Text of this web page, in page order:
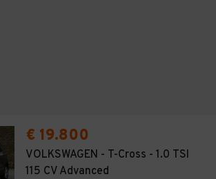
€ 19.800
VOLKSWAGEN - T-Cross - 1.0 TSI
115 CV Advanced